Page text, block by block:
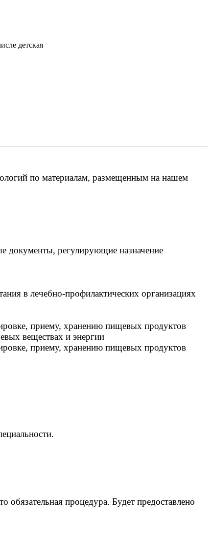
детская
по материалам, размещенным на нашем
документы, регулирующие назначение
в лечебно-профилактических организациях
приему, хранению пищевых продуктов
веществах и энергии
приему, хранению пищевых продуктов
обязательная процедура. Будет предоставлено